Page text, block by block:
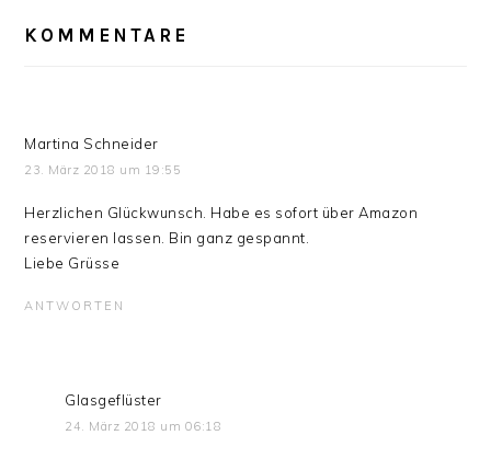
INTERAKTIONEN
KOMMENTARE
Martina Schneider
23. März 2018 um 19:55
Herzlichen Glückwunsch. Habe es sofort über Amazon
reservieren lassen. Bin ganz gespannt.
Liebe Grüsse
ANTWORTEN
Glasgeflüster
24. März 2018 um 06:18